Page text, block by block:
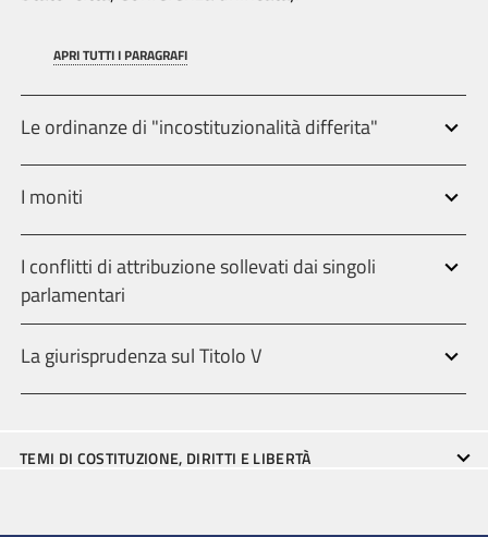
APRI TUTTI I PARAGRAFI
Le ordinanze di "incostituzionalità differita"
I moniti
I conflitti di attribuzione sollevati dai singoli
parlamentari
La giurisprudenza sul Titolo V
TEMI DI COSTITUZIONE, DIRITTI E LIBERTÀ